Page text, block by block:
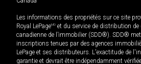
Les informations des propriétés sur ce site
Royal LePageMD et du service de distribution
canadienne de l’immobilier (SDD®). SDD® met
inscriptions tenues par des agences
LePage et ses distributeurs. L'exactitude de
garantie et devrait être indépendamment